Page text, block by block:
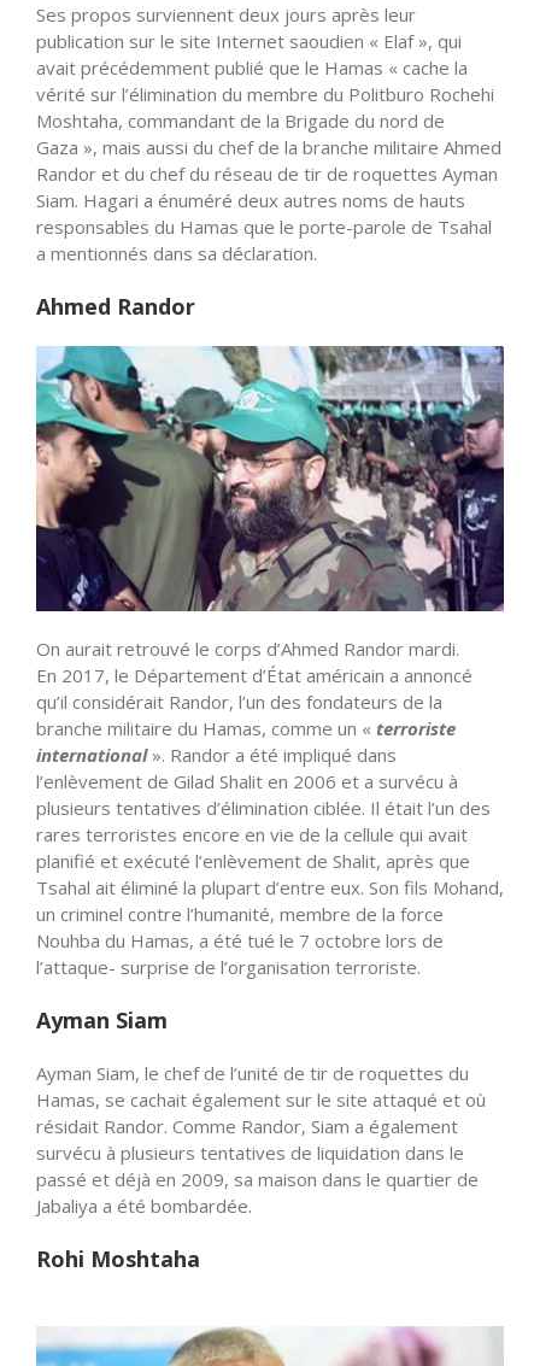
Ses propos surviennent deux jours après leur
publication sur le site Internet saoudien « Elaf », qui
avait précédemment publié que le Hamas « cache la
vérité sur l’élimination du membre du Politburo Rochehi
Moshtaha, commandant de la Brigade du nord de
Gaza », mais aussi du chef de la branche militaire Ahmed
Randor et du chef du réseau de tir de roquettes Ayman
Siam. Hagari a énuméré deux autres noms de hauts
responsables du Hamas que le porte-parole de Tsahal
a mentionnés dans sa déclaration.
Ahmed Randor
On aurait retrouvé le corps d’Ahmed Randor mardi.
En 2017, le Département d’État américain a annoncé
qu’il considérait Randor, l’un des fondateurs de la
branche militaire du Hamas, comme un « terroriste
international». Randor a été impliqué dans
l’enlèvement de Gilad Shalit en 2006 et a survécu à
plusieurs tentatives d’élimination ciblée. Il était l’un des
rares terroristes encore en vie de la cellule qui avait
planifié et exécuté l’enlèvement de Shalit, après que
Tsahal ait éliminé la plupart d’entre eux. Son fils Mohand,
un criminel contre l’humanité, membre de la force
Nouhba du Hamas, a été tué le 7 octobre lors de
l’attaque- surprise de l’organisation terroriste.
Ayman Siam
Ayman Siam, le chef de l’unité de tir de roquettes du
Hamas, se cachait également sur le site attaqué et où
résidait Randor. Comme Randor, Siam a également
survécu à plusieurs tentatives de liquidation dans le
passé et déjà en 2009, sa maison dans le quartier de
Jabaliya a été bombardée.
Rohi Moshtaha